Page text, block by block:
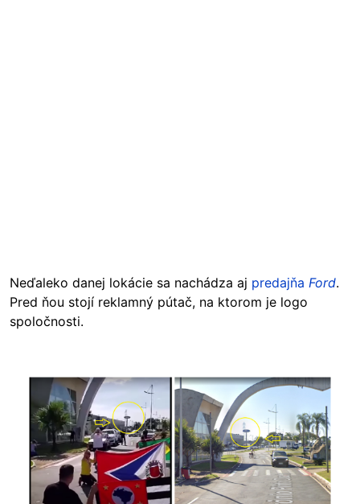
Neďaleko danej lokácie sa nachádza aj predajňa Ford.
Pred ňou stojí reklamný pútač, na ktorom je logo
spoločnosti.